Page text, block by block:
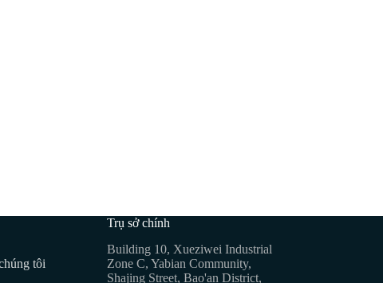
tôi
Trụ sở chính
Building 10, Xueziwei Industrial
Zone C, Yabian Community,
Shajing Street, Bao'an District,